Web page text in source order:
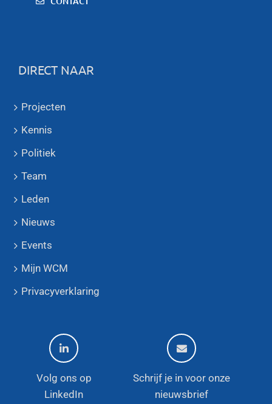
DIRECT NAAR
Projecten
Kennis
Politiek
Team
Leden
Nieuws
Events
Mijn WCM
Privacyverklaring
Volg ons op
LinkedIn
Schrijf je in voor onze
nieuwsbrief